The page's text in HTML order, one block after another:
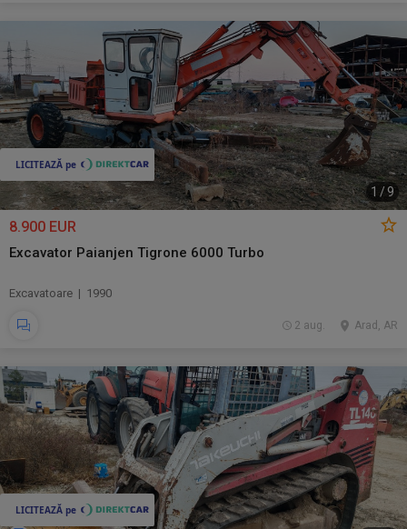
1 /9
8.900 EUR
Excavator Paianjen Tigrone 6000 Turbo
Excavatoare | 1990
Arad, AR
2 aug.